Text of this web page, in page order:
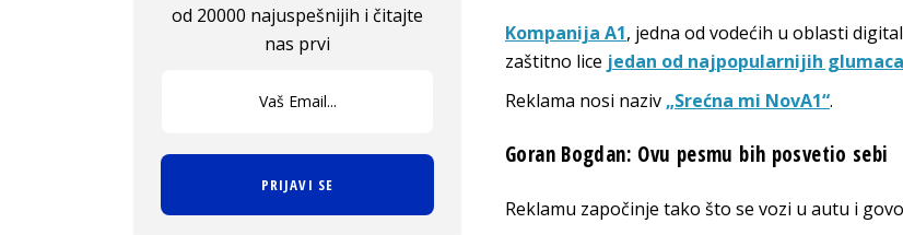
Kompanija A1, jedna od vodećih u oblasti
zaštitno lice jedan od najpopularnijih
Reklama nosi naziv „Srećna mi NovA1“.
Goran Bogdan: Ovu pesmu bih posvetio sebi
Reklamu započinje tako što se vozi u autu i
od 20000 najuspešnijih i čitajte
nas prvi
PRIJAVI SE